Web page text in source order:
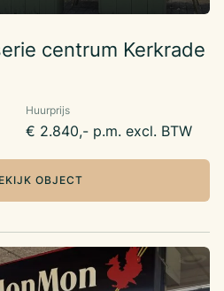
centrum Kerkrade
Huurprijs
€ 2.840,- p.m. excl. BTW
OBJECT